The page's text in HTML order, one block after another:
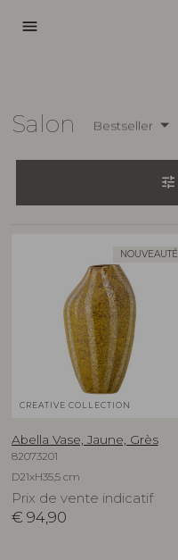
menu
Salon Bestseller
tune
NOUVEAUTÉ
CREATIVE COLLECTION
Abella Vase, Jaune, Grès
82073201
D21xH35,5 cm
Prix de vente indicatif
€ 94,90